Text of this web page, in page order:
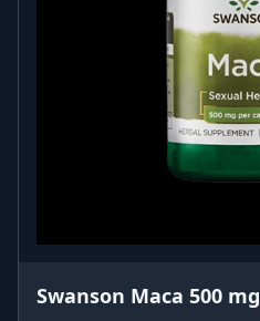
Swanson Maca 500 mg